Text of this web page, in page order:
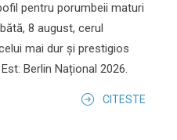
pentru porumbeii maturi
8 august, cerul
mai dur și prestigios
Berlin Național 2026.
CITESTE